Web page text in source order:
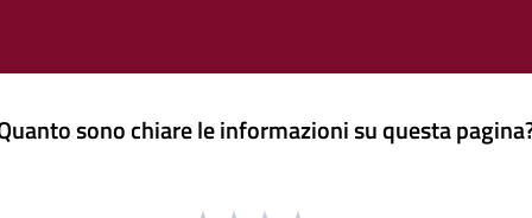
sono chiare le informazioni su questa